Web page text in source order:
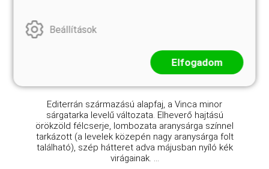
Eredeti ár
Kosárba
Editerrán származású alapfaj, a Vinca minor
sárgatarka levelű változata. Elheverő hajtású
örökzöld félcserje, lombozata aranysárga színnel
tarkázott (a levelek közepén nagy aranysárga folt
található), szép hátteret adva májusban nyíló kék
virágainak. ...
Beállítások
Elfogadom